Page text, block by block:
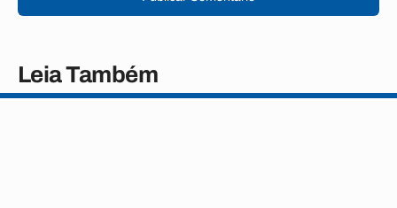
Leia Também